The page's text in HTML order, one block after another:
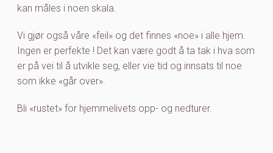
kan måles i noen skala.
Vi gjør også våre «feil» og det finnes «noe» i alle hjem.
Ingen er perfekte ! Det kan være godt å ta tak i hva som
er på vei til å utvikle seg, eller vie tid og innsats til noe
som ikke «går over».
Bli «rustet» for hjemmelivets opp- og nedturer.